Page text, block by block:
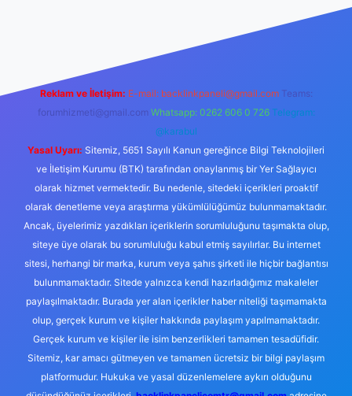
Reklam ve İletişim: E-mail: backlinkpaneli@gmail.com Teams:
forumhizmeti@gmail.com Whatsapp: 0262 606 0 726 Telegram:
@karabul
Yasal Uyarı: Sitemiz, 5651 Sayılı Kanun gereğince Bilgi Teknolojileri
ve İletişim Kurumu (BTK) tarafından onaylanmış bir Yer Sağlayıcı
olarak hizmet vermektedir. Bu nedenle, sitedeki içerikleri proaktif
olarak denetleme veya araştırma yükümlülüğümüz bulunmamaktadır.
Ancak, üyelerimiz yazdıkları içeriklerin sorumluluğunu taşımakta olup,
siteye üye olarak bu sorumluluğu kabul etmiş sayılırlar. Bu internet
sitesi, herhangi bir marka, kurum veya şahıs şirketi ile hiçbir bağlantısı
bulunmamaktadır. Sitede yalnızca kendi hazırladığımız makaleler
paylaşılmaktadır. Burada yer alan içerikler haber niteliği taşımamakta
olup, gerçek kurum ve kişiler hakkında paylaşım yapılmamaktadır.
Gerçek kurum ve kişiler ile isim benzerlikleri tamamen tesadüfidir.
Sitemiz, kar amacı gütmeyen ve tamamen ücretsiz bir bilgi paylaşım
platformudur. Hukuka ve yasal düzenlemelere aykırı olduğunu